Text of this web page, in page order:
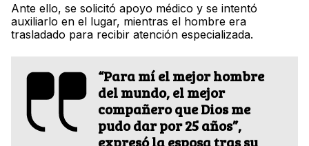
Ante ello, se solicitó apoyo médico y se intentó
auxiliarlo en el lugar, mientras el hombre era
trasladado para recibir atención especializada.
“Para mí el mejor hombre
del mundo, el mejor
compañero que Dios me
pudo dar por 25 años”,
expresó la esposa tras su